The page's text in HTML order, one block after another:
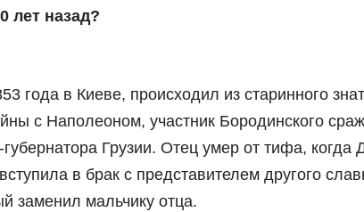
лет назад?
года в Киеве, происходил из старинного
с Наполеоном, участник Бородинского
Грузии. Отец умер от тифа,
в брак с представителем другого
заменил мальчику отца.